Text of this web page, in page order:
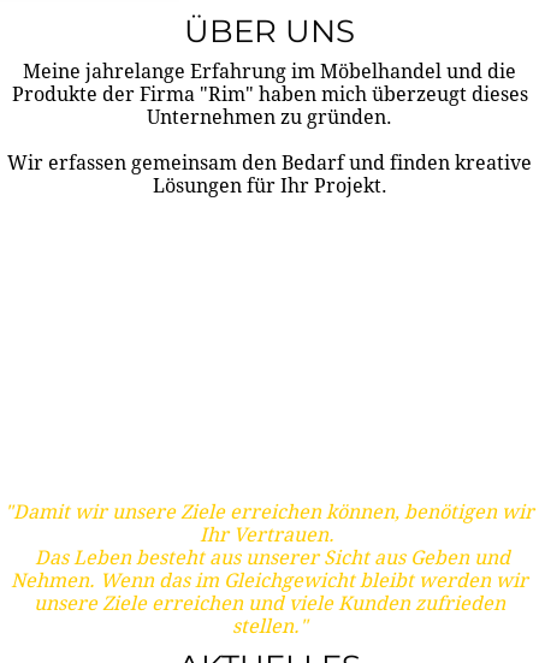
ÜBER UNS
Meine jahrelange Erfahrung im Möbelhandel und die
Produkte der Firma "Rim" haben mich überzeugt dieses
Unternehmen zu gründen.
Wir erfassen gemeinsam den Bedarf und finden kreative
Lösungen für Ihr Projekt.
"Damit wir unsere Ziele erreichen können, benötigen wir
Ihr Vertrauen.
Das Leben besteht aus unserer Sicht aus Geben und
Nehmen. Wenn das im Gleichgewicht bleibt werden wir
unsere Ziele erreichen und viele Kunden zufrieden
stellen."